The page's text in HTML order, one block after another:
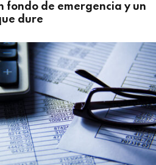
fondo de emergencia y un
dure